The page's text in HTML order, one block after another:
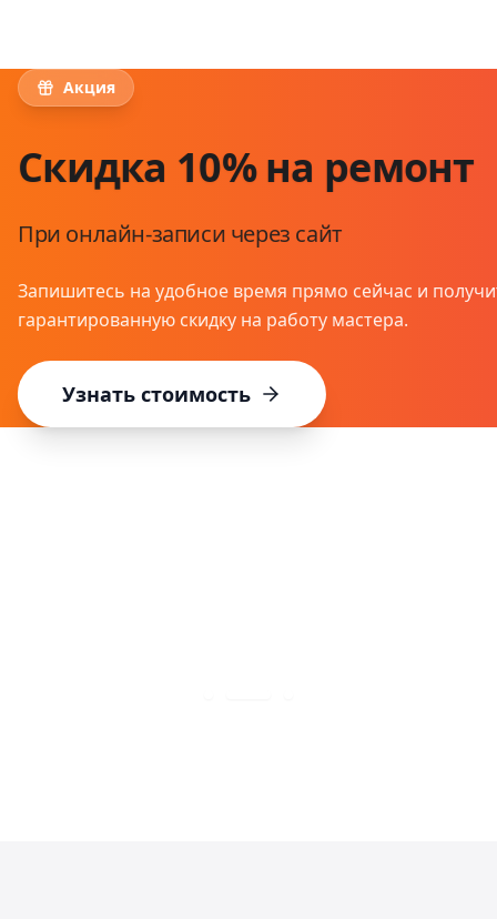
Акция
Скидка 10% на ремонт
При онлайн-записи через сайт
Запишитесь на удобное время прямо сейчас и
гарантированную скидку на работу мастера.
Узнать стоимость